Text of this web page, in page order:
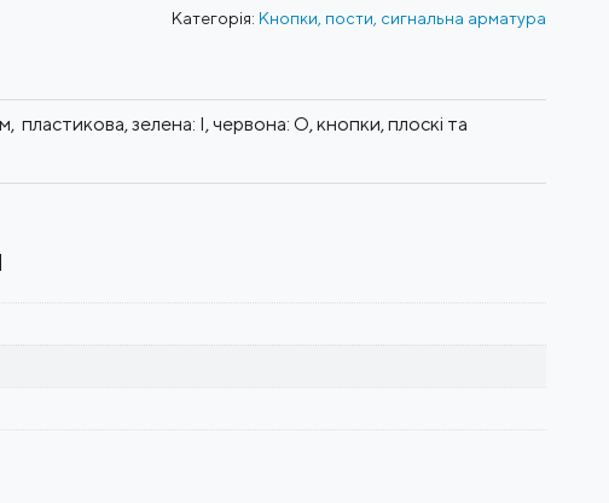
Категорія: Кнопки, пости, сигнальна арматура
пластикова, зелена: I, червона: O, кнопки, плоскі та